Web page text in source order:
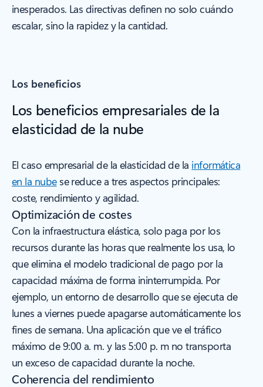
inesperados. Las directivas definen no solo cuándo
escalar, sino la rapidez y la cantidad.
Los beneficios
Los beneficios empresariales de la
elasticidad de la nube
El caso empresarial de la elasticidad de la informática
en la nubese reduce a tres aspectos principales:
coste, rendimiento y agilidad.
Optimización de costes
Con la infraestructura elástica, solo paga por los
recursos durante las horas que realmente los usa, lo
que elimina el modelo tradicional de pago por la
capacidad máxima de forma ininterrumpida. Por
ejemplo, un entorno de desarrollo que se ejecuta de
lunes a viernes puede apagarse automáticamente los
fines de semana. Una aplicación que ve el tráfico
máximo de 9:00 a. m. y las 5:00 p. m no transporta
un exceso de capacidad durante la noche.
Coherencia del rendimiento